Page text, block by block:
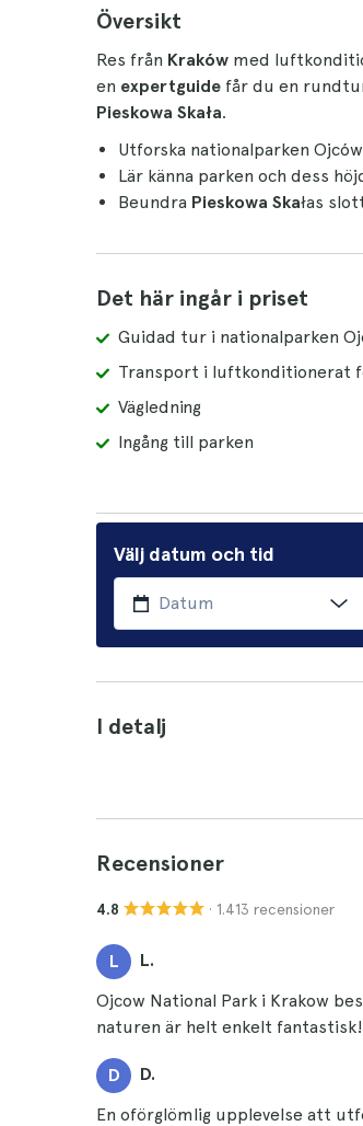
Översikt
Res från Kraków med
en expertguide får du en
Pieskowa Skała.
Utforska nationalparken
Lär känna parken och dess
Beundra Pieskowa Skałas
Det här ingår i priset
Guidad tur i nationalparken
Transport i luftkonditionerat
Vägledning
Ingång till parken
Välj datum och tid
I detalj
Recensioner
4.8 · 1.413 recensioner
L L.
Ojcow National Park i Krakow
naturen är helt enkelt fantastisk!
D D.
En oförglömlig upplevelse att